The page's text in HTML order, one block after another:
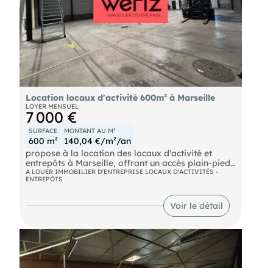
Location locaux d'activité 600m² à Marseille
LOYER MENSUEL
7 000 €
SURFACE
600 m²
MONTANT AU M²
140,04 €/m²/an
propose à la location des locaux d'activité et
entrepôts à Marseille, offrant un accès plain-pied
et PL, une porte sectionnelle, ainsi que 170 m² de
bureaux climatisés. Le site clos dispose de places
garantissant fonctionnalité et sécurité.
A LOUER IMMOBILIER D'ENTREPRISE LOCAUX D'ACTIVITÉS -
ENTREPÔTS
Voir le détail